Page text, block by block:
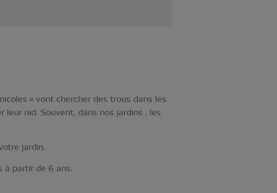
» vont chercher des trous dans les
nid. Souvent, dans nos jardins , les
jardin.
à partir de 6 ans.